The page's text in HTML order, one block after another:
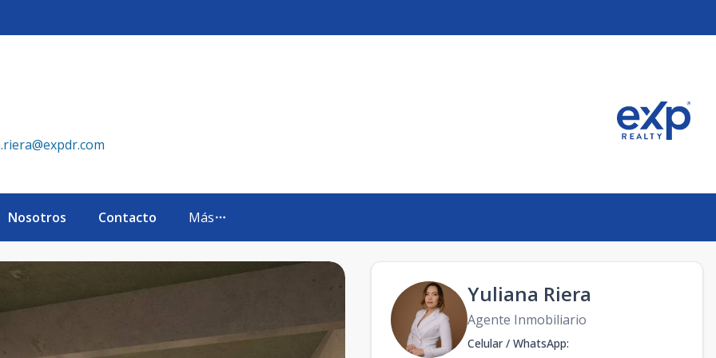
Nosotros Contacto Más
Yuliana Riera
Agente Inmobiliario
Celular / WhatsApp:
Dominicana. - eXp Realty República Dominicana